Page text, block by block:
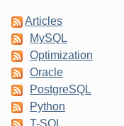
Articles
MySQL
Optimization
Oracle
PostgreSQL
Python